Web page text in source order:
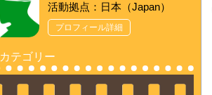
活動拠点：日本（Japan）
プロフィール詳細
カテゴリー